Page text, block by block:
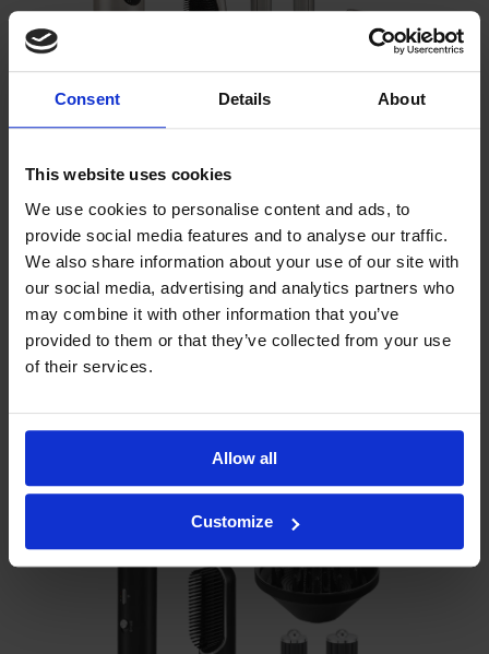
Consent Details About
This website uses cookies
We use cookies to personalise content and ads, to
provide social media features and to analyse our traffic.
We also share information about your use of our site with
our social media, advertising and analytics partners who
may combine it with other information that you’ve
provided to them or that they’ve collected from your use
of their services.
Allow all
Customize
MULTISTYLER DO WŁOSÓW AIRSHINE GOLD
8W1 2000W BEAUTY LIMITED®
Producent: Beauty Limited®
449,00 zł
Cena regularna: